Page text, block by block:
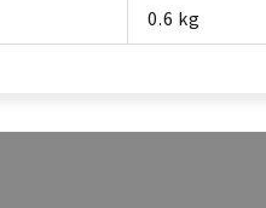
0.6 kg